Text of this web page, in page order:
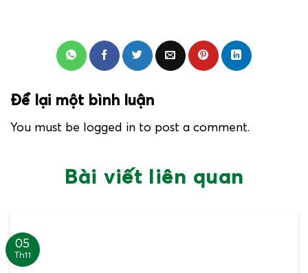
Để lại một bình luận
You must be logged in to post a comment.
Bài viết liên quan
05
Th11